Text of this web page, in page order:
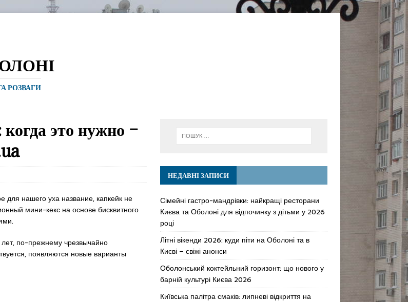
РОЗВАГИ
это нужно –
нашего уха название, капкейк не
мини-кекс на основе бисквитного
по-прежнему чрезвычайно
появляются новые варианты
НЕДАВНІ ЗАПИСИ
Сімейні гастро-мандрівки: найкращі ресторани
Києва та Оболоні для відпочинку з дітьми у 2026
році
Літні вікенди 2026: куди піти на Оболоні та в
Києві – свіжі анонси
Оболонський коктейльний горизонт: що нового у
барній культурі Києва 2026
Київська палітра смаків: липневі відкриття на